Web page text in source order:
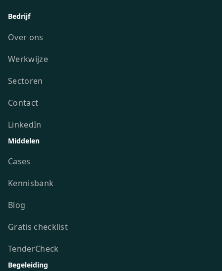
Bedrijf
Over ons
Werkwijze
Sectoren
Contact
LinkedIn
Middelen
Cases
Kennisbank
Blog
Gratis checklist
TenderCheck
Begeleiding